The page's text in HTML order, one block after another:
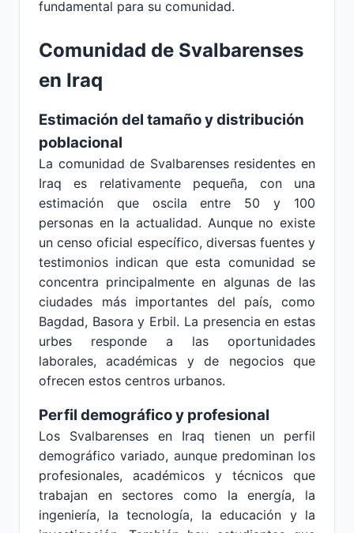
fundamental para su comunidad.
Comunidad de Svalbarenses
en Iraq
Estimación del tamaño y distribución
poblacional
La comunidad de Svalbarenses residentes en
Iraq es relativamente pequeña, con una
estimación que oscila entre 50 y 100
personas en la actualidad. Aunque no existe
un censo oficial específico, diversas fuentes y
testimonios indican que esta comunidad se
concentra principalmente en algunas de las
ciudades más importantes del país, como
Bagdad, Basora y Erbil. La presencia en estas
urbes responde a las oportunidades
laborales, académicas y de negocios que
ofrecen estos centros urbanos.
Perfil demográfico y profesional
Los Svalbarenses en Iraq tienen un perfil
demográfico variado, aunque predominan los
profesionales, académicos y técnicos que
trabajan en sectores como la energía, la
ingeniería, la tecnología, la educación y la